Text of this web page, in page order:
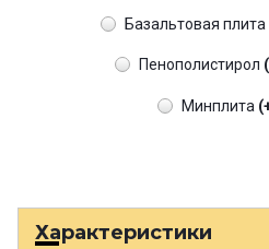
Базальтовая плита
Пенополистирол
Минплита
Характеристики